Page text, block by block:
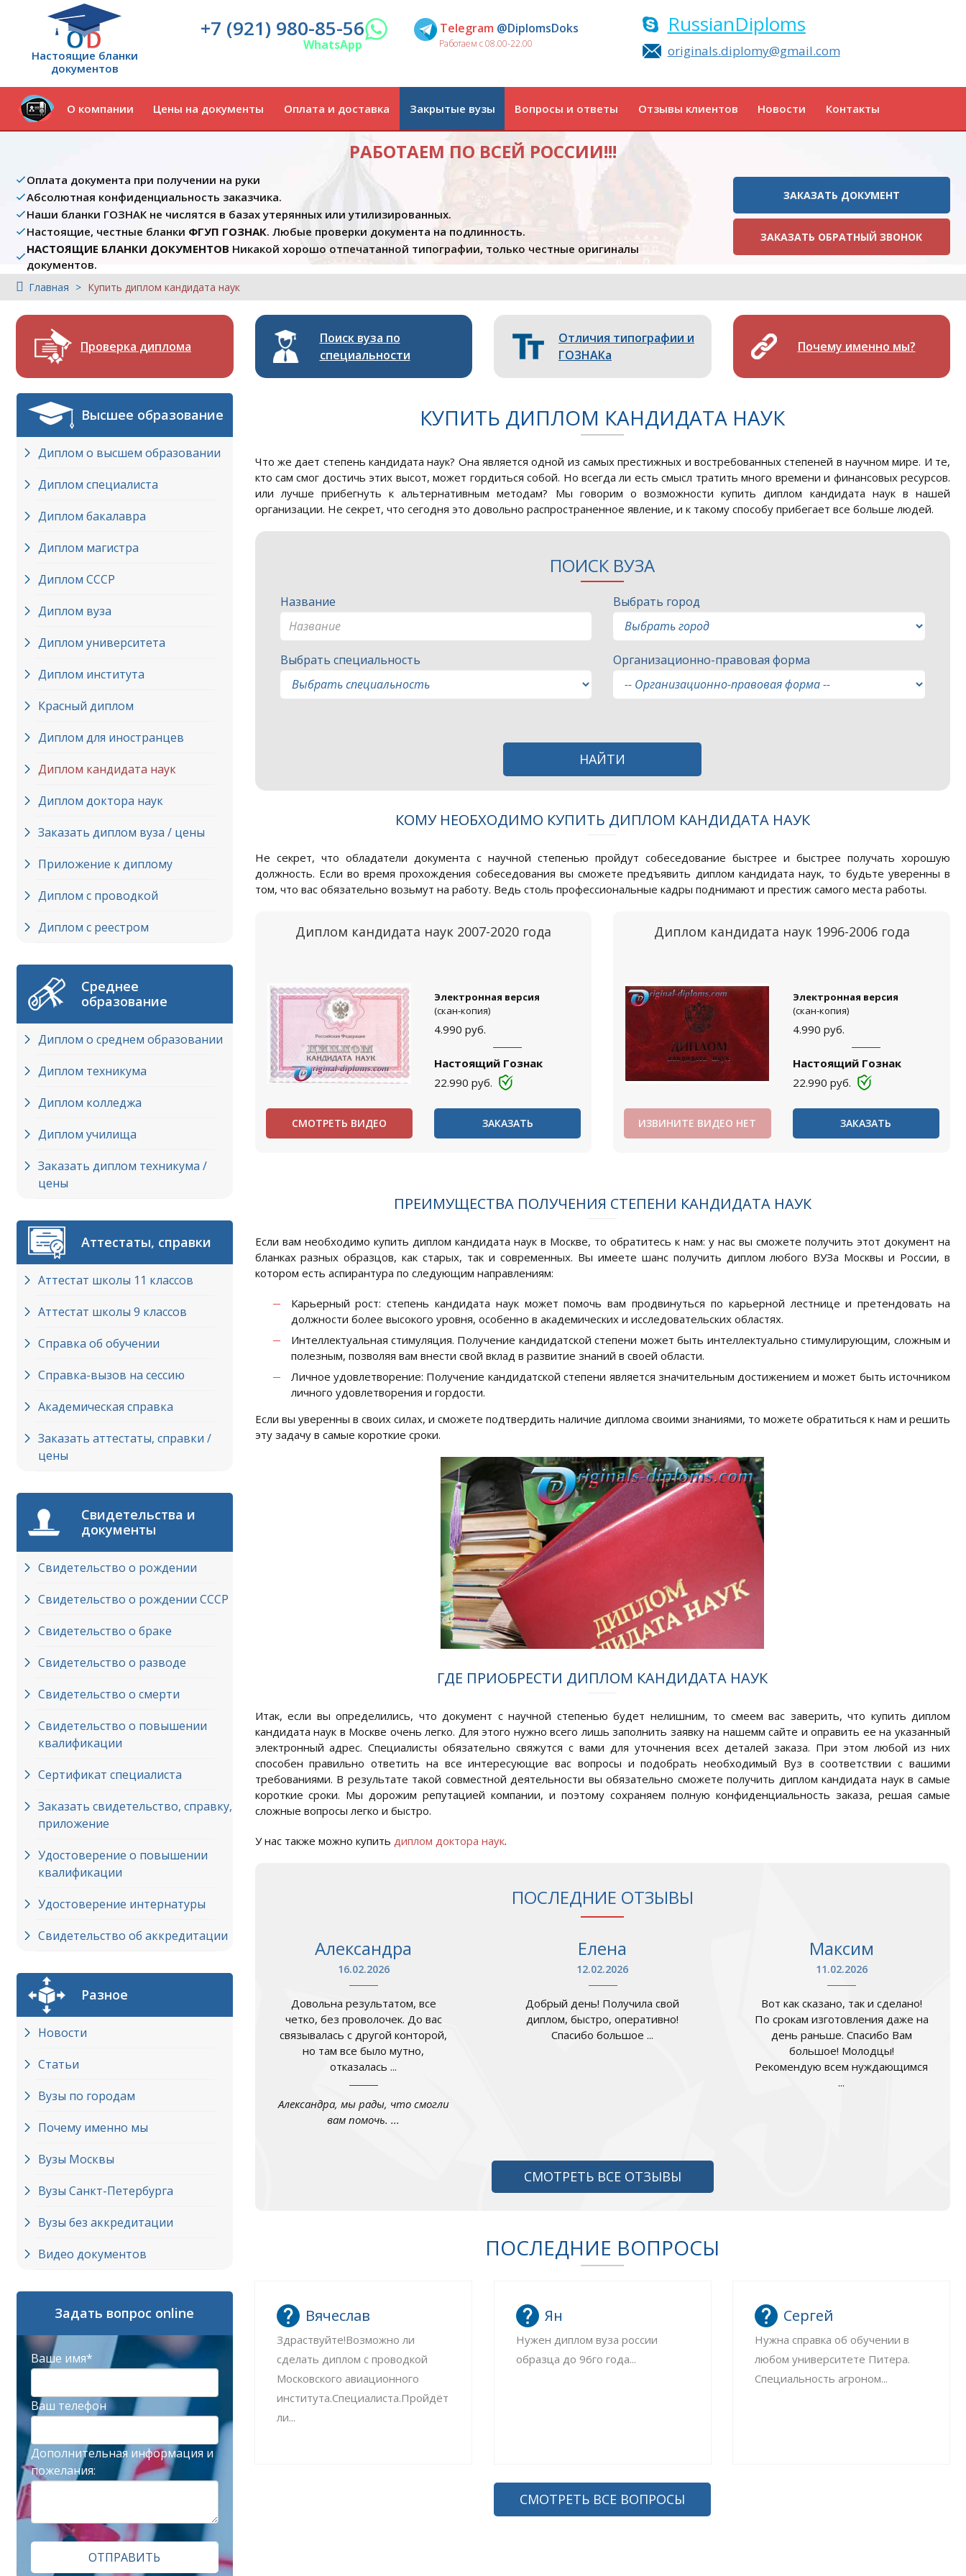
Настоящие бланки
документов
+7 (921) 980-85-56
WhatsApp
Telegram @DiplomsDoks
Работаем с 08.00-22.00
RussianDiploms
originals.diplomy@gmail.com
О компании Цены на документы Оплата и доставка Закрытые вузы Вопросы и ответы Отзывы клиентов Новости Контакты
РАБОТАЕМ ПО ВСЕЙ РОССИИ!!!
Оплата документа при получении на руки
Абсолютная конфиденциальность заказчика.
Наши бланки ГОЗНАК не числятся в базах утерянных или утилизированных.
Настоящие, честные бланки ФГУП ГОЗНАК. Любые проверки документа на подлинность.
НАСТОЯЩИЕ БЛАНКИ ДОКУМЕНТОВ Никакой хорошо отпечатанной типографии, только честные оригиналы
документов.
ЗАКАЗАТЬ ДОКУМЕНТ
ЗАКАЗАТЬ ОБРАТНЫЙ ЗВОНОК
Главная Купить диплом кандидата наук
Проверка диплома
Поиск вуза по
специальности
Отличия типографии и
ГОЗНАКа
Почему именно мы?
Высшее образование
Диплом о высшем образовании
Диплом специалиста
Диплом бакалавра
Диплом магистра
Диплом СССР
Диплом вуза
Диплом университета
Диплом института
Красный диплом
Диплом для иностранцев
Диплом кандидата наук
Диплом доктора наук
Заказать диплом вуза / цены
Приложение к диплому
Диплом с проводкой
Диплом с реестром
Среднее
образование
Диплом о среднем образовании
Диплом техникума
Диплом колледжа
Диплом училища
Заказать диплом техникума /
цены
Аттестаты, справки
Аттестат школы 11 классов
Аттестат школы 9 классов
Справка об обучении
Справка-вызов на сессию
Академическая справка
Заказать аттестаты, справки /
цены
Свидетельства и
документы
Свидетельство о рождении
Свидетельство о рождении СССР
Свидетельство о браке
Свидетельство о разводе
Свидетельство о смерти
Свидетельство о повышении
квалификации
Сертификат специалиста
Заказать свидетельство, справку,
приложение
Удостоверение о повышении
квалификации
Удостоверение интернатуры
Свидетельство об аккредитации
Разное
Новости
Статьи
Вузы по городам
Почему именно мы
Вузы Москвы
Вузы Cанкт-Петербурга
Вузы без аккредитации
Видео документов
Задать вопрос online
Ваше имя*
Ваш телефон
Дополнительная информация и
пожелания:
ОТПРАВИТЬ
КУПИТЬ ДИПЛОМ КАНДИДАТА НАУК
Что же дает степень кандидата наук? Она является одной из самых престижных и востребованных степеней в научном мире. И те,
кто сам смог достичь этих высот, может гордиться собой. Но всегда ли есть смысл тратить много времени и финансовых ресурсов.
или лучше прибегнуть к альтернативным методам? Мы говорим о возможности купить диплом кандидата наук в нашей
организации. Не секрет, что сегодня это довольно распространенное явление, и к такому способу прибегает все больше людей.
ПОИСК ВУЗА
Название Выбрать город
Выбрать специальность Организационно-правовая форма
НАЙТИ
КОМУ НЕОБХОДИМО КУПИТЬ ДИПЛОМ КАНДИДАТА НАУК
Не секрет, что обладатели документа с научной степенью пройдут собеседование быстрее и быстрее получать хорошую
должность. Если во время прохождения собеседования вы сможете предъявить диплом кандидата наук, то будьте уверенны в
том, что вас обязательно возьмут на работу. Ведь столь профессиональные кадры поднимают и престиж самого места работы.
Диплом кандидата наук 2007-2020 года
Электронная версия
(скан-копия)
4.990 руб.
Настоящий Гознак
22.990 руб.
СМОТРЕТЬ ВИДЕО ЗАКАЗАТЬ
Диплом кандидата наук 1996-2006 года
Электронная версия
(скан-копия)
4.990 руб.
Настоящий Гознак
22.990 руб.
ИЗВИНИТЕ ВИДЕО НЕТ ЗАКАЗАТЬ
ПРЕИМУЩЕСТВА ПОЛУЧЕНИЯ СТЕПЕНИ КАНДИДАТА НАУК
Если вам необходимо купить диплом кандидата наук в Москве, то обратитесь к нам: у нас вы сможете получить этот документ на
бланках разных образцов, как старых, так и современных. Вы имеете шанс получить диплом любого ВУЗа Москвы и России, в
котором есть аспирантура по следующим направлениям:
Карьерный рост: степень кандидата наук может помочь вам продвинуться по карьерной лестнице и претендовать на
должности более высокого уровня, особенно в академических и исследовательских областях.
Интеллектуальная стимуляция. Получение кандидатской степени может быть интеллектуально стимулирующим, сложным и
полезным, позволяя вам внести свой вклад в развитие знаний в своей области.
Личное удовлетворение: Получение кандидатской степени является значительным достижением и может быть источником
личного удовлетворения и гордости.
Если вы уверенны в своих силах, и сможете подтвердить наличие диплома своими знаниями, то можете обратиться к нам и решить
эту задачу в самые короткие сроки.
ГДЕ ПРИОБРЕСТИ ДИПЛОМ КАНДИДАТА НАУК
Итак, если вы определились, что документ с научной степенью будет нелишним, то смеем вас заверить, что купить диплом
кандидата наук в Москве очень легко. Для этого нужно всего лишь заполнить заявку на нашемм сайте и оправить ее на указанный
электронный адрес. Специалисты обязательно свяжутся с вами для уточнения всех деталей заказа. При этом любой из них
способен правильно ответить на все интересующие вас вопросы и подобрать необходимый Вуз в соответствии с вашими
требованиями. В результате такой совместной деятельности вы обязательно сможете получить диплом кандидата наук в самые
короткие сроки. Мы дорожим репутацией компании, и поэтому сохраняем полную конфиденциальность заказа, решая самые
сложные вопросы легко и быстро.
У нас также можно купить диплом доктора наук.
ПОСЛЕДНИЕ ОТЗЫВЫ
Александра
16.02.2026
Довольна результатом, все
четко, без проволочек. До вас
связывалась с другой конторой,
но там все было мутно,
отказалась ...
Александра, мы рады, что смогли
вам помочь. ...
Елена
12.02.2026
Добрый день! Получила свой
диплом, быстро, оперативно!
Спасибо большое ...
Максим
11.02.2026
Вот как сказано, так и сделано!
По срокам изготовления даже на
день раньше. Спасибо Вам
большое! Молодцы!
Рекомендую всем нуждающимся
...
СМОТРЕТЬ ВСЕ ОТЗЫВЫ
ПОСЛЕДНИЕ ВОПРОСЫ
Вячеслав
Здраствуйте!Возможно ли
сделать диплом с проводкой
Московского авиационного
института.Специалиста.Пройдёт
ли...
Ян
Нужен диплом вуза россии
образца до 96го года...
Сергей
Нужна справка об обучении в
любом университете Питера.
Специальность агроном...
СМОТРЕТЬ ВСЕ ВОПРОСЫ